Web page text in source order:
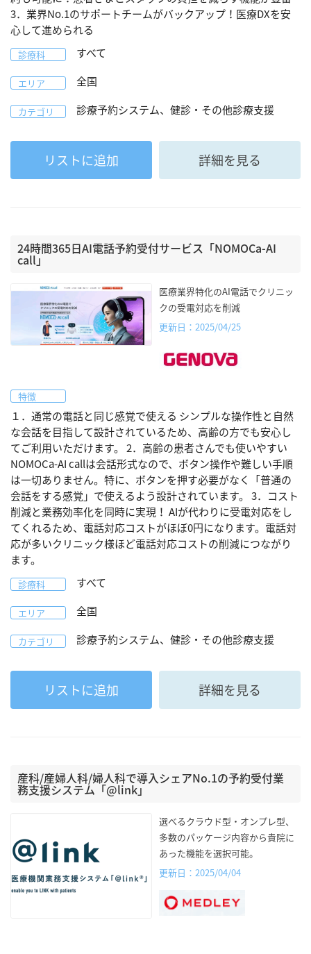
3．業界No.1のサポートチームがバックアップ！医療DXを安
心して進められる
診療科 すべて
エリア 全国
カテゴリ 診療予約システム、健診・その他診療支援
リストに追加 詳細を見る
24時間365日AI電話予約受付サービス「NOMOCa-AI
call」
医療業界特化のAI電話でクリニッ
クの受電対応を削減
更新日：2025/04/25
特徴
１．通常の電話と同じ感覚で使える シンプルな操作性と自然
な会話を目指して設計されているため、高齢の方でも安心し
てご利用いただけます。 2．高齢の患者さんでも使いやすい
NOMOCa-AI callは会話形式なので、ボタン操作や難しい手順
は一切ありません。特に、ボタンを押す必要がなく「普通の
会話をする感覚」で使えるよう設計されています。 3．コスト
削減と業務効率化を同時に実現！ AIが代わりに受電対応をし
てくれるため、電話対応コストがほぼ0円になります。電話対
応が多いクリニック様ほど電話対応コストの削減につながり
ます。
診療科 すべて
エリア 全国
カテゴリ 診療予約システム、健診・その他診療支援
リストに追加 詳細を見る
産科/産婦人科/婦人科で導入シェアNo.1の予約受付業
務支援システム「@link」
選べるクラウド型・オンプレ型、
多数のパッケージ内容から貴院に
あった機能を選択可能。
更新日：2025/04/04